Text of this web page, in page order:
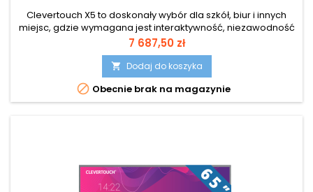
Clevertouch X5 to doskonały wybór dla szkół, biur i innych
miejsc, gdzie wymagana jest interaktywność, niezawodność
i nowoczesne funkcje w przystępnej cenie. Dla edukacji
zakup z 0% VAT Przekątna ekranu 65 cali Android 14.0
Certyfikacja Google EDLA!
Cena
7 687,50 zł
 Dodaj do koszyka
 Obecnie brak na magazynie